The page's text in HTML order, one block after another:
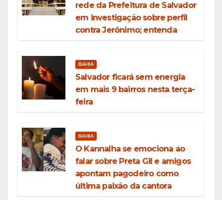
rede da Prefeitura de Salvador
em investigação sobre perfil
contra Jerônimo; entenda
BAHIA
Salvador ficará sem energia
em mais 9 bairros nesta terça-
feira
BAHIA
O Kannalha se emociona ao
falar sobre Preta Gil e amigos
apontam pagodeiro como
última paixão da cantora